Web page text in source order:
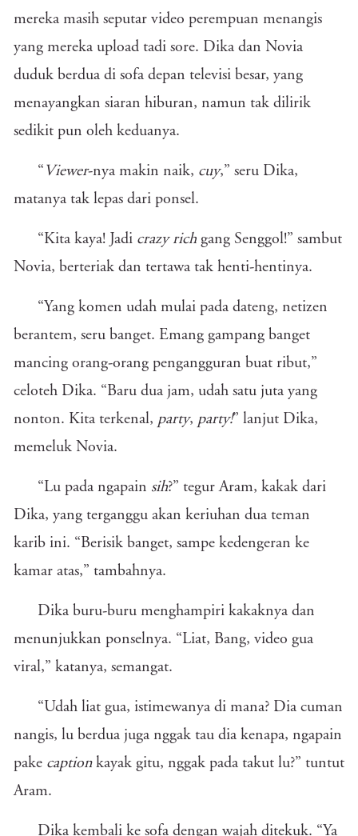
mereka masih seputar video perempuan menangis
yang mereka upload tadi sore. Dika dan Novia
duduk berdua di sofa depan televisi besar, yang
menayangkan siaran hiburan, namun tak dilirik
sedikit pun oleh keduanya.
“ Viewer-nya makin naik, cuy,” seru Dika,
matanya tak lepas dari ponsel.
“Kita kaya! Jadi crazy rich gang Senggol!” sambut
Novia, berteriak dan tertawa tak henti-hentinya.
“Yang komen udah mulai pada dateng, netizen
berantem, seru banget. Emang gampang banget
mancing orang-orang pengangguran buat ribut,”
celoteh Dika. “Baru dua jam, udah satu juta yang
nonton. Kita terkenal, party, party!” lanjut Dika,
memeluk Novia.
“Lu pada ngapain sih?” tegur Aram, kakak dari
Dika, yang terganggu akan keriuhan dua teman
karib ini. “Berisik banget, sampe kedengeran ke
kamar atas,” tambahnya.
Dika buru-buru menghampiri kakaknya dan
menunjukkan ponselnya. “Liat, Bang, video gua
viral,” katanya, semangat.
“Udah liat gua, istimewanya di mana? Dia cuman
nangis, lu berdua juga nggak tau dia kenapa, ngapain
pake captionkayak gitu, nggak pada takut lu?” tuntut
Aram.
Dika kembali ke sofa dengan wajah ditekuk. “Ya